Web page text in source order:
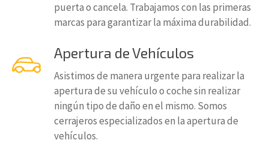
puerta o cancela. Trabajamos con las primeras
marcas para garantizar la máxima durabilidad.
Apertura de Vehículos
Asistimos de manera urgente para realizar la
apertura de su vehículo o coche sin realizar
ningún tipo de daño en el mismo. Somos
cerrajeros especializados en la apertura de
vehículos.